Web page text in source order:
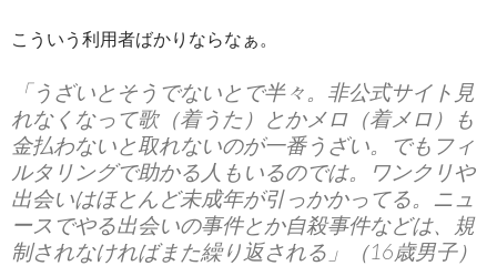
こういう利用者ばかりならなぁ。
「うざいとそうでないとで半々。 非公式サイト見
れなくなって歌（着うた）とかメロ（着メロ）も
金払わないと取れないのが一番うざい。
でもフィ
ルタリングで助かる人もいるのでは。ワンクリや
出会いはほとんど未成年が引っかかってる。ニュ
ースでやる出会いの事件とか自殺事件などは、規
制されなければまた繰り返される」（16歳男子）